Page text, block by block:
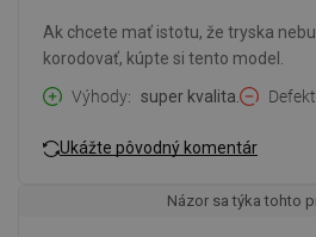
Ak chcete mať istotu, že tryska
korodovať, kúpte si tento model.
Výhody
super kvalita.
Ukážte pôvodný komentár
Názor sa týka tohto